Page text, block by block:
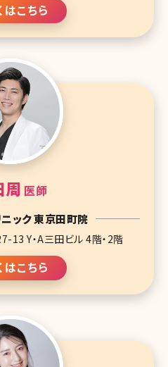
はこちら
周 医師
ニック 東京田町院
13 Y・A三田ビル 4階・2階
はこちら